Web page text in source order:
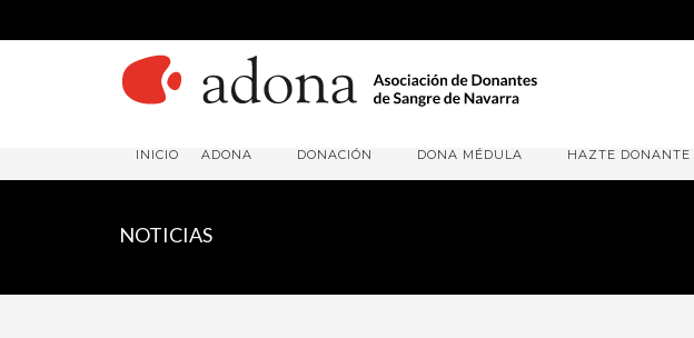
INICIO ADONA DONACIÓN DONA MÉDULA HAZTE DONANTE
NOTICIAS